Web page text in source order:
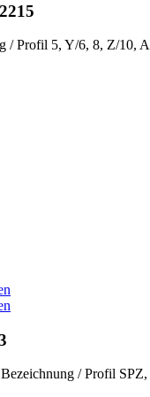
/ Profil 5, Y/6, 8, Z/10,
/ Profil